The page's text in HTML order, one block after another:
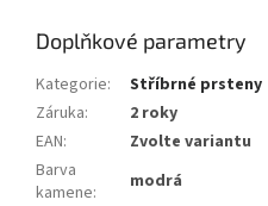
Doplňkové parametry
Kategorie:
Stříbrné prsteny
Záruka:
2 roky
EAN:
Zvolte variantu
Barva
kamene:
modrá